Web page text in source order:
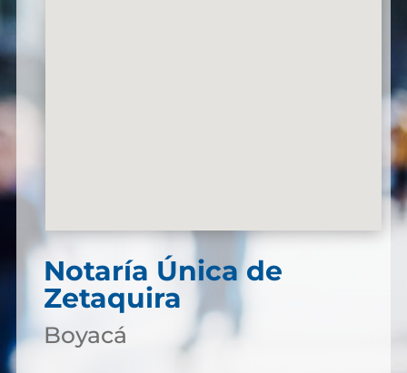
Notaría Única de
Zetaquira
Boyacá